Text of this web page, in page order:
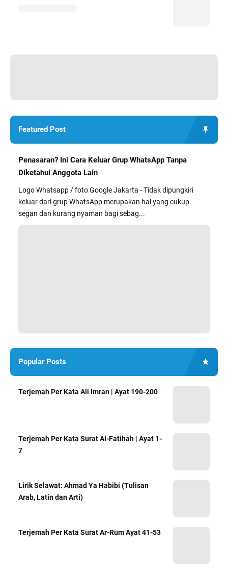
Featured Post
Penasaran? Ini Cara Keluar Grup WhatsApp Tanpa
Diketahui Anggota Lain
Logo Whatsapp / foto Google Jakarta - Tidak dipungkiri
keluar dari grup WhatsApp merupakan hal yang cukup
segan dan kurang nyaman bagi sebag...
Popular Posts
Terjemah Per Kata Ali Imran | Ayat 190-200
Terjemah Per Kata Surat Al-Fatihah | Ayat 1-
7
Lirik Selawat: Ahmad Ya Habibi (Tulisan
Arab, Latin dan Arti)
Terjemah Per Kata Surat Ar-Rum Ayat 41-53